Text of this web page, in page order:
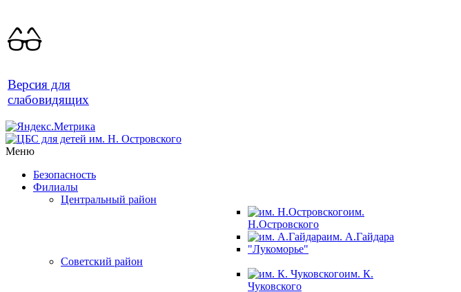
Версия для
слабовидящих
Меню
Безопасность
Филиалы
Центральный район
им.
Н.Островского
им. А.Гайдара
"Лукоморье"
Советский район
им. К.
Чуковского